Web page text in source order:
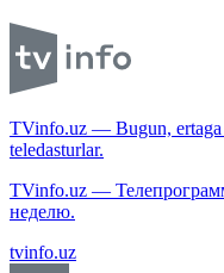
TVinfo.uz — Bugun, ertaga
teledasturlar.
TVinfo.uz —
неделю.
tvinfo.uz